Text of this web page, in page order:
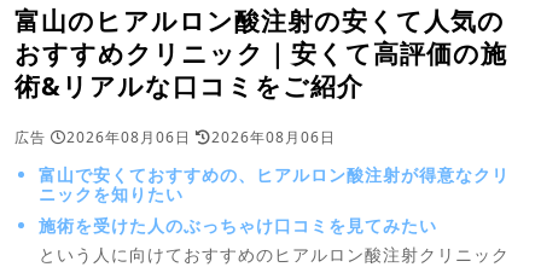
富山のヒアルロン酸注射の安くて人気の
おすすめクリニック｜安くて高評価の施
術&リアルな口コミをご紹介
広告 2026年08月06日 2026年08月06日
富山で安くておすすめの、ヒアルロン酸注射が得意なクリ
ニックを知りたい
施術を受けた人のぶっちゃけ口コミを見てみたい
という人に向けておすすめのヒアルロン酸注射クリニック